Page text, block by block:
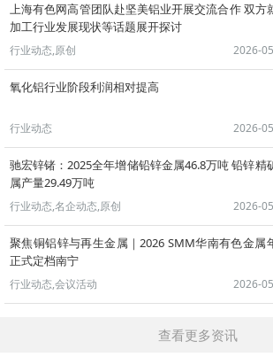
上海有色网高管团队赴坚美铝业开展交流合作 双方
加工行业发展现状等话题展开探讨
行业动态,原创 2026-
氧化铝行业阶段利润相对提高
行业动态 2026-
驰宏锌锗：2025全年增储铅锌金属46.8万吨 铅锌精矿金
属产量29.49万吨
行业动态,名企动态,原创 2026-
聚焦铜铝锌与再生金属｜2026 SMM华南有色金属
正式定档南宁
行业动态,会议活动 2026-
查看更多资讯